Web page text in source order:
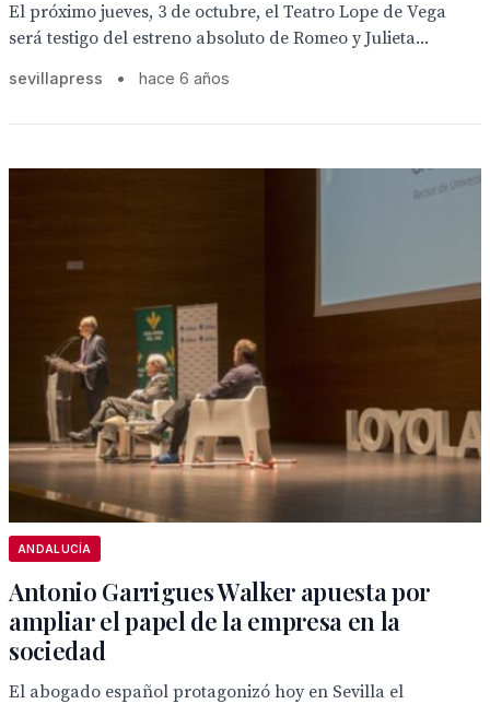
El próximo jueves, 3 de octubre, el Teatro Lope de Vega
será testigo del estreno absoluto de Romeo y Julieta...
sevillapress • hace 6 años
ANDALUCÍA
Antonio Garrigues Walker apuesta por
ampliar el papel de la empresa en la
sociedad
El abogado español protagonizó hoy en Sevilla el